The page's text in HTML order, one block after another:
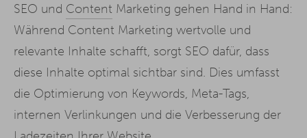
SEO und Content Marketing gehen Hand in Hand:
Während Content Marketing wertvolle und
relevante Inhalte schafft, sorgt SEO dafür, dass
diese Inhalte optimal sichtbar sind. Dies umfasst
die Optimierung von Keywords, Meta-Tags,
internen Verlinkungen und die Verbesserung der